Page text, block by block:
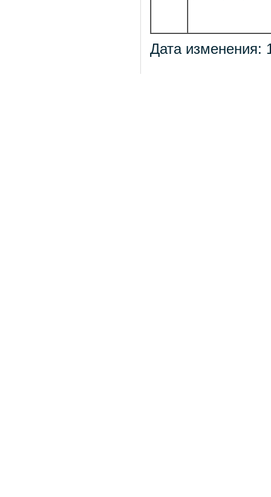
Дата изменения: